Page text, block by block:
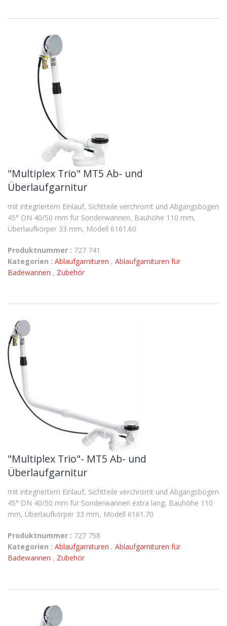
"Multiplex Trio" MT5 Ab- und
Überlaufgarnitur
mit integriertem Einlauf, Sichtteile verchromt und Abgangsbogen
45° DN 40/50 mm für Sonderwannen, Bauhöhe 110 mm,
Überlaufkörper 33 mm, Modell 6161.60
Produktnummer : 727 741
Kategorien : Ablaufgarnituren , Ablaufgarnituren für
Badewannen , Zubehör
"Multiplex Trio"- MT5 Ab- und
Überlaufgarnitur
mit integriertem Einlauf, Sichtteile verchromt und Abgangsbogen
45° DN 40/50 mm für Sonderwannen extra lang, Bauhöhe 110
mm, Überlaufkörper 33 mm, Modell 6161.70
Produktnummer : 727 758
Kategorien : Ablaufgarnituren , Ablaufgarnituren für
Badewannen , Zubehör